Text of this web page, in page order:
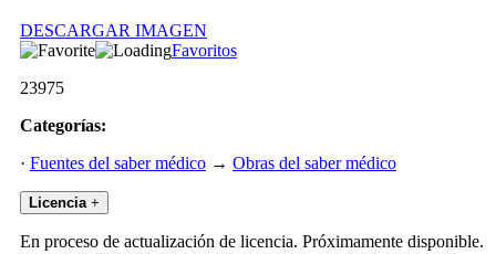
DESCARGAR IMAGEN
Favoritos
23975
Categorías:
· Fuentes del saber médico → Obras del saber médico
Licencia +
En proceso de actualización de licencia. Próximamente disponible.